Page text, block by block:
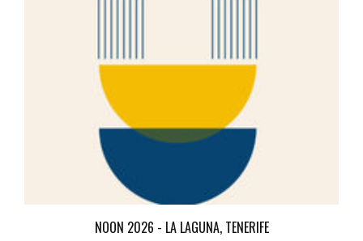
NOON 2026 - LA LAGUNA, TENERIFE